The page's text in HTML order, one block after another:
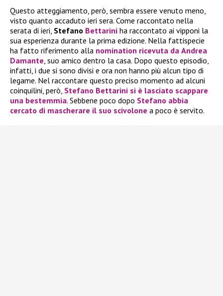
Questo atteggiamento, però, sembra essere venuto meno,
visto quanto accaduto ieri sera. Come raccontato nella
serata di ieri, Stefano Bettarini ha raccontato ai vipponi la
sua esperienza durante la prima edizione. Nella fattispecie
ha fatto riferimento alla nomination ricevuta da Andrea
Damante, suo amico dentro la casa. Dopo questo episodio,
infatti, i due si sono divisi e ora non hanno più alcun tipo di
legame. Nel raccontare questo preciso momento ad alcuni
coinquilini, però, Stefano Bettarini si è lasciato scappare
una bestemmia. Sebbene poco dopo Stefano abbia
cercato di mascherare il suo scivolone a poco è servito.